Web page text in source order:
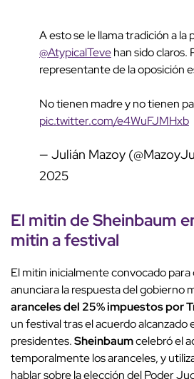
A esto se le llama tradición a la
@AtypicalTevehan sido claros.
representante de la oposición
No tienen madre y no tienen
pic.twitter.com/e4WuFJMHxb
— Julián Mazoy
2025
El mitin de Sheinbaum
mitin a festival
El mitin inicialmente convocado
anunciara la respuesta del gobierno
aranceles del 25% impuestos por
un festival tras el acuerdo alcanzado
presidentes.Sheinbaumcelebró el
temporalmente los aranceles, y
hablar sobre la elección del Poder